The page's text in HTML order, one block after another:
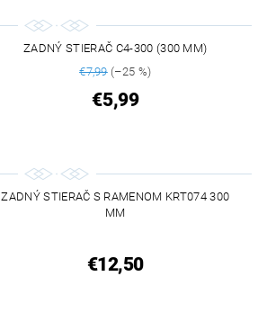
ZADNÝ STIERAČ C4-300 (300 MM)
€7,99(–25 %)
€5,99
ZADNÝ STIERAČ S RAMENOM KRT074 300
MM
€12,50